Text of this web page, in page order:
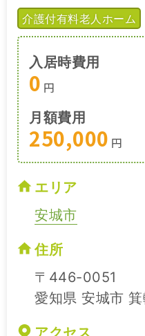
介護付有料老人ホーム
入居時費用
0 円
月額費用
250,000 円
エリア
安城市
住所
〒446-0051
愛知県 安城市
アクセス